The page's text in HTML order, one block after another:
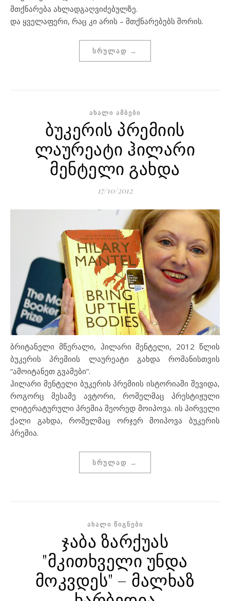
მთქნარება ახლადგაღვიძებულზე.
და ყველაფერი, რაც კი არის – მთქნარებებს შორის.
ᲡᲠᲣᲚᲐᲓ →
ᲐᲮᲐᲚᲘ ᲐᲛᲑᲔᲑᲘ
ბუკერის პრემიის
ლაურეატი ჰილარი
მენტელი გახდა
17/10/2012
ბრიტანელი მწერალი, ჰილარი მენტელი, 2012 წლის
ბუკერის პრემიის ლაურეატი გახდა რომანისთვის
“ამოიტანეთ გვამები”.
ჰილარი მენტელი ბუკერის პრემიის ისტორიაში შევიდა,
როგორც მესამე ავტორი, რომელმაც პრესტიჟული
ლიტერატურული პრემია მეორედ მოიპოვა. ის პირველი
ქალი გახდა, რომელმაც ორჯერ მოიპოვა ბუკერის
პრემია.
ᲡᲠᲣᲚᲐᲓ →
ᲐᲮᲐᲚᲘ ᲬᲘᲒᲜᲔᲑᲘ
ჯაბა ზარქუას
"მკითხველი უნდა
მოკვდეს" – მალხაზ